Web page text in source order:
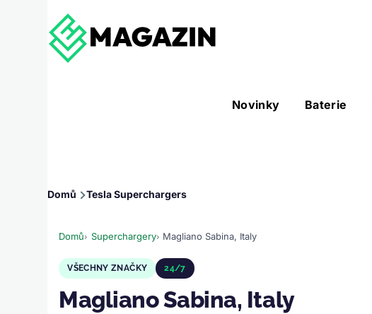
Hlavní
Novinky Baterie
Nástroje sub-navigation
Drobečková
navigace
Domů Tesla Superchargers
Domů Superchargery Magliano Sabina, Italy
VŠECHNY ZNAČKY 24/7
Magliano Sabina, Italy